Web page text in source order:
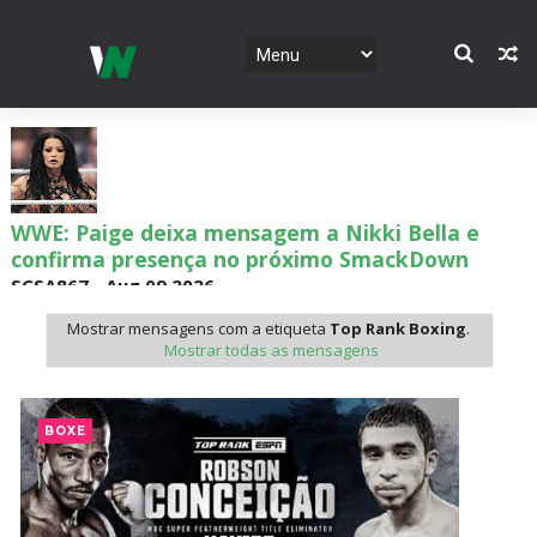
WWE: Chelsea Green é apresentada como WWE
Women´s Champion no SmackDown
SCSA867- Aug 09 2026
WWE: WWE revela bracket do torneio por World
Title Match no México
SCSA867-Aug 09 2026
Mostrar mensagens com a etiqueta Top Rank Boxing.
Mostrar todas as mensagens
BOXE